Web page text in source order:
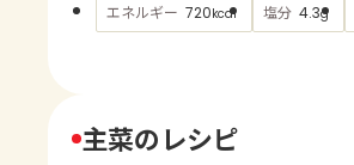
エネルギー 720kcal 塩分 4.3g
主菜のレシピ